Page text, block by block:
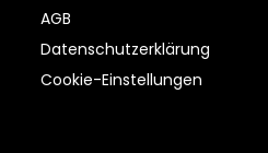
AGB
Datenschutzerklärung
Cookie-Einstellungen